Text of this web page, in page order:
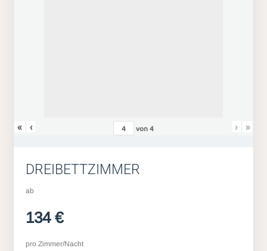
« ‹ von4 › »
DREIBETTZIMMER
ab
134 €
pro Zimmer/Nacht